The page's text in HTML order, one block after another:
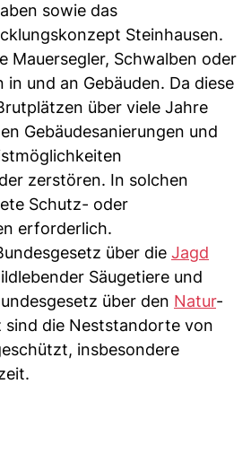
sowie das
Steinhausen.
Mauersegler, Schwalben oder
und an Gebäuden. Da diese
über viele Jahre
Gebäudesanierungen und
zerstören. In solchen
Schutz- oder
erforderlich.
über die Jagd
Säugetiere und
über den Natur-
sind die Neststandorte von
insbesondere